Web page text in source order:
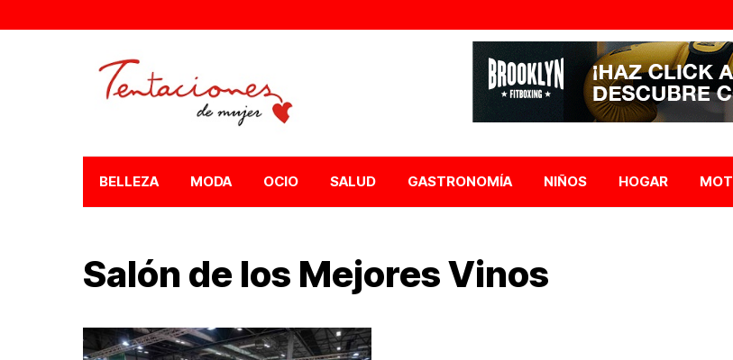
BELLEZA MODA OCIO SALUD GASTRONOMÍA NIÑOS HOGAR
Salón de los Mejores Vinos